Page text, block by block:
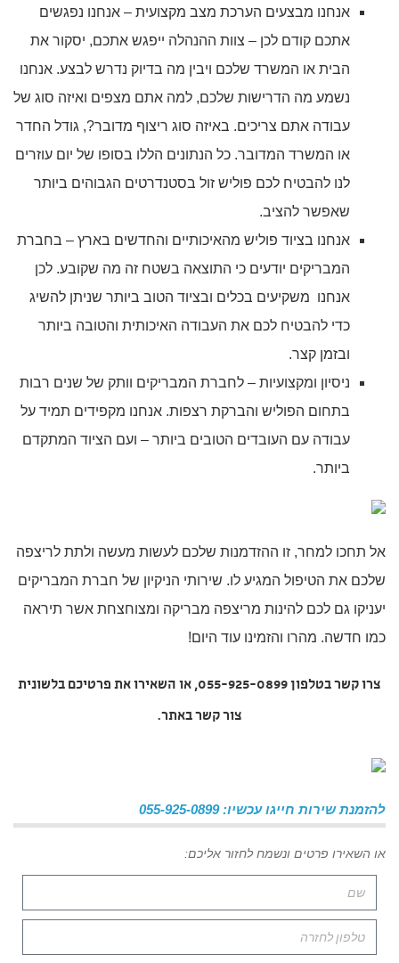
אנחנו מבצעים הערכת מצב מקצועית – אנחנו נפגשים
אתכם קודם לכן – צוות ההנהלה ייפגש אתכם, יסקור את
הבית או המשרד שלכם ויבין מה בדיוק נדרש לבצע. אנחנו
נשמע מה הדרישות שלכם, למה אתם מצפים ואיזה סוג של
עבודה אתם צריכים. באיזה סוג ריצוף מדובר?, גודל החדר
או המשרד המדובר. כל הנתונים הללו בסופו של יום עוזרים
לנו להבטיח לכם פוליש זול בסטנדרטים הגבוהים ביותר
שאפשר להציב.
אנחנו בציוד פוליש מהאיכותיים והחדשים בארץ – בחברת
המבריקים יודעים כי התוצאה בשטח זה מה שקובע. לכן
אנחנו משקיעים בכלים ובציוד הטוב ביותר שניתן להשיג
כדי להבטיח לכם את העבודה האיכותית והטובה ביותר
ובזמן קצר.
ניסיון ומקצועיות – לחברת המבריקים וותק של שנים רבות
בתחום הפוליש והברקת רצפות. אנחנו מקפידים תמיד על
עבודה עם העובדים הטובים ביותר – ועם הציוד המתקדם
ביותר.
אל תחכו למחר, זו ההזדמנות שלכם לעשות מעשה ולתת לריצפה
שלכם את הטיפול המגיע לו. שירותי הניקיון של חברת המבריקים
יעניקו גם לכם להינות מריצפה מבריקה ומצוחצחת אשר תיראה
כמו חדשה. מהרו והזמינו עוד היום!
צרו קשר בטלפון 055-925-0899, או השאירו את פרטיכם בלשונית
צור קשר באתר.
להזמנת שירות חייגו עכשיו: 055-925-0899
או השאירו פרטים ונשמח לחזור אליכם: